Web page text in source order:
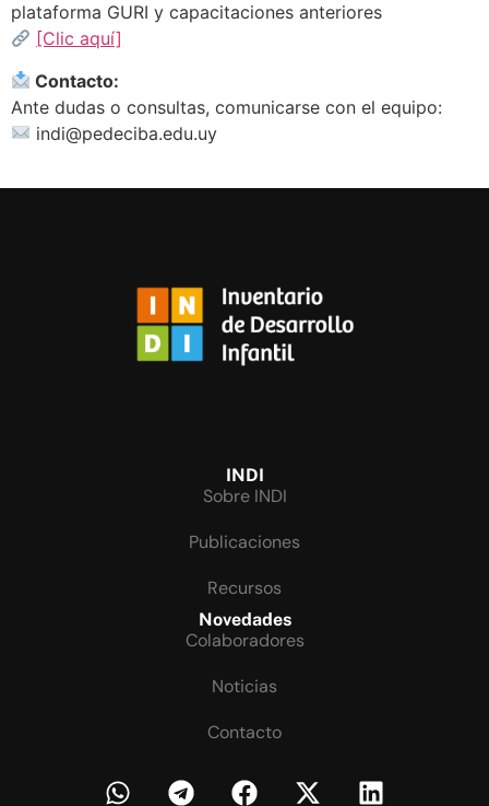
plataforma GURI y capacitaciones anteriores
[Clic aquí]
Contacto:
Ante dudas o consultas, comunicarse con el equipo:
indi@pedeciba.edu.uy
INDI
Sobre INDI
Publicaciones
Recursos
Novedades
Colaboradores
Noticias
Contacto